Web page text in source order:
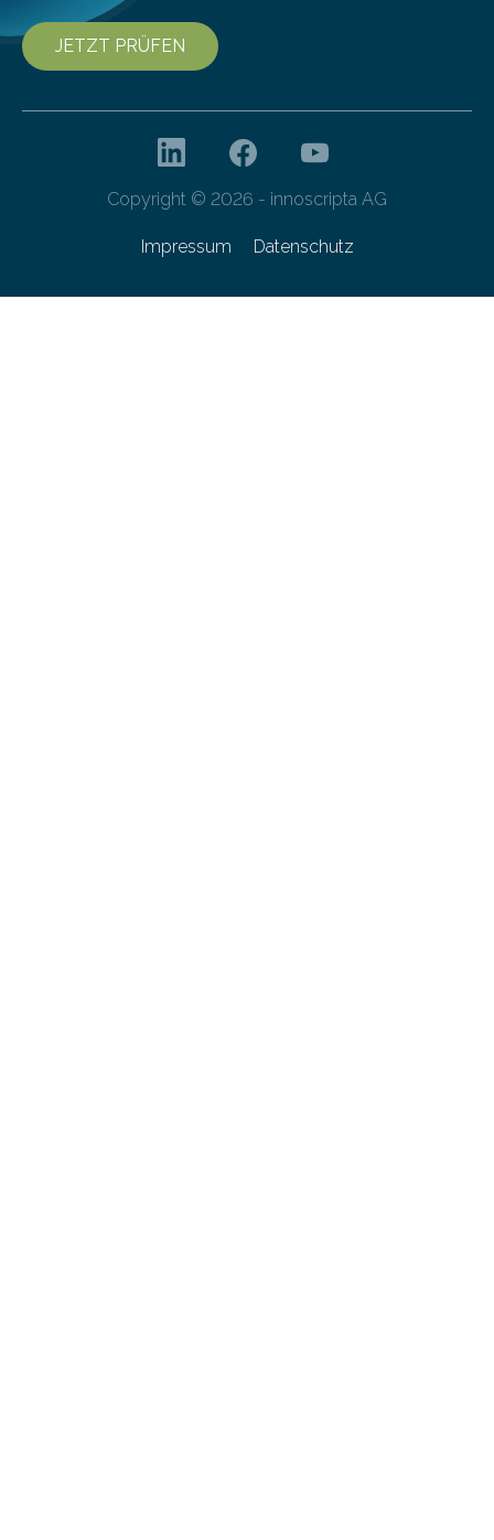
JETZT PRÜFEN
Copyright © 2026 - innoscripta AG
Impressum Datenschutz